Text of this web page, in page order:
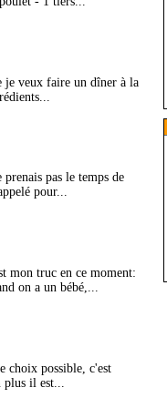
je veux faire un dîner à la
pas le temps de
pour...
mon truc en ce moment:
on a un bébé,...
choix possible, c'est
plus il est...